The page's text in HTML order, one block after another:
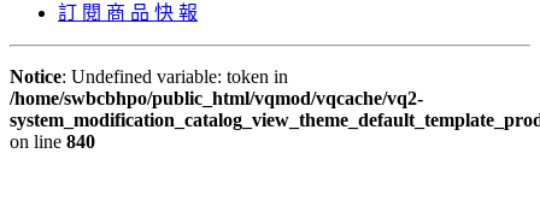
訂 閱 商 品 快 報
Notice: Undefined variable: token in
/home/swbcbhpo/public_html/vqmod/vqcache/vq2-
on line 840